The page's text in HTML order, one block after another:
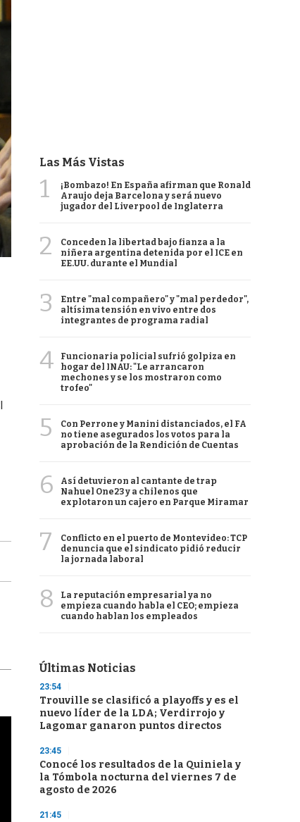
Las Más Vistas
1
¡Bombazo! En España afirman que Ronald
Araujo deja Barcelona y será nuevo
jugador del Liverpool de Inglaterra
2
Conceden la libertad bajo fianza a la
niñera argentina detenida por el ICE en
EE.UU. durante el Mundial
3
Entre "mal compañero" y "mal perdedor",
altísima tensión en vivo entre dos
integrantes de programa radial
4
Funcionaria policial sufrió golpiza en
hogar del INAU: "Le arrancaron
mechones y se los mostraron como
trofeo"
5
Con Perrone y Manini distanciados, el FA
no tiene asegurados los votos para la
aprobación de la Rendición de Cuentas
6
Así detuvieron al cantante de trap
Nahuel One23 y a chilenos que
explotaron un cajero en Parque Miramar
7
Conflicto en el puerto de Montevideo: TCP
denuncia que el sindicato pidió reducir
la jornada laboral
8
La reputación empresarial ya no
empieza cuando habla el CEO; empieza
cuando hablan los empleados
Últimas Noticias
23:54
Trouville se clasificó a playoffs y es el
nuevo líder de la LDA; Verdirrojo y
Lagomar ganaron puntos directos
23:45
Conocé los resultados de la Quiniela y
la Tómbola nocturna del viernes 7 de
agosto de 2026
21:45